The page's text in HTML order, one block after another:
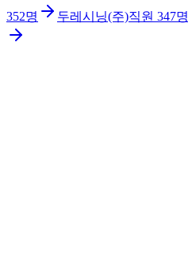
352명 두레시닝(주)직원 347명